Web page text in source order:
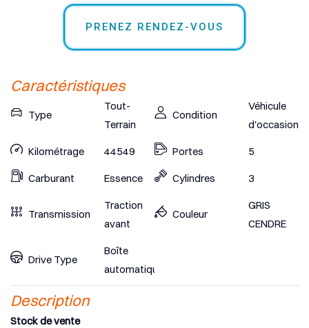
PRENEZ RENDEZ-VOUS
Caractéristiques
Type
Tout-
Terrain
Kilométrage 44549
Carburant Essence
Transmission
Traction
avant
Drive Type
Boîte
automatique
Condition
Véhicule
d'occasion
Portes 5
Cylindres 3
Couleur
GRIS
CENDRE
Description
Stock de vente